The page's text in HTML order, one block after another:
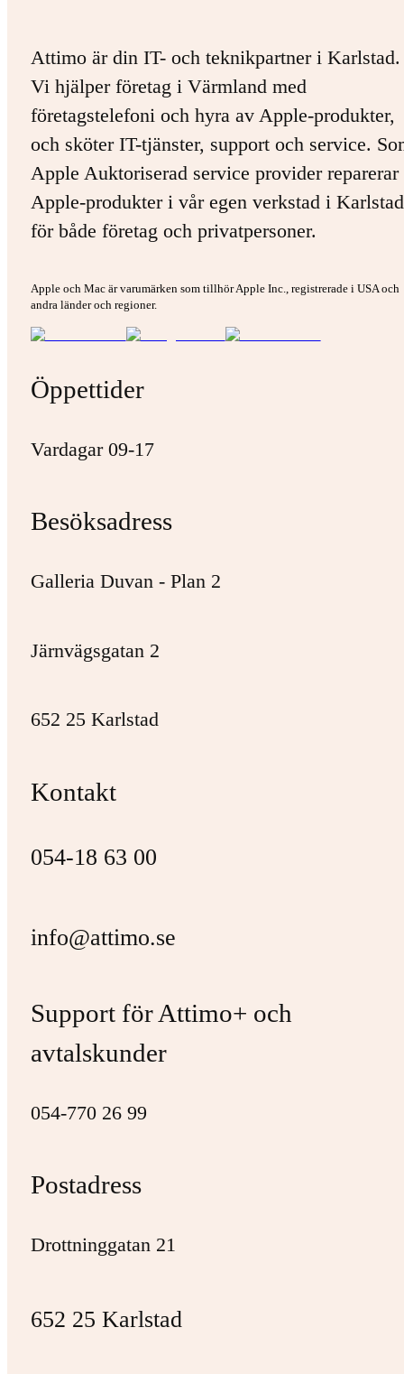
Attimo är din IT- och teknikpartner i Karlstad.
Vi hjälper företag i Värmland med
företagstelefoni och hyra av Apple-produkter,
och sköter IT-tjänster, support och service.
Apple Auktoriserad service provider
Apple-produkter i vår egen verkstad i
för både företag och privatpersoner.
Apple och Mac är varumärken som tillhör Apple Inc., registrerade i USA och
andra länder och regioner.
Öppettider
Vardagar 09-17
Besöksadress
Galleria Duvan - Plan 2
Järnvägsgatan 2
652 25 Karlstad
Kontakt
054-18 63 00
info@attimo.se
Support för Attimo+ och
avtalskunder
054-770 26 99
Postadress
Drottninggatan 21
652 25 Karlstad